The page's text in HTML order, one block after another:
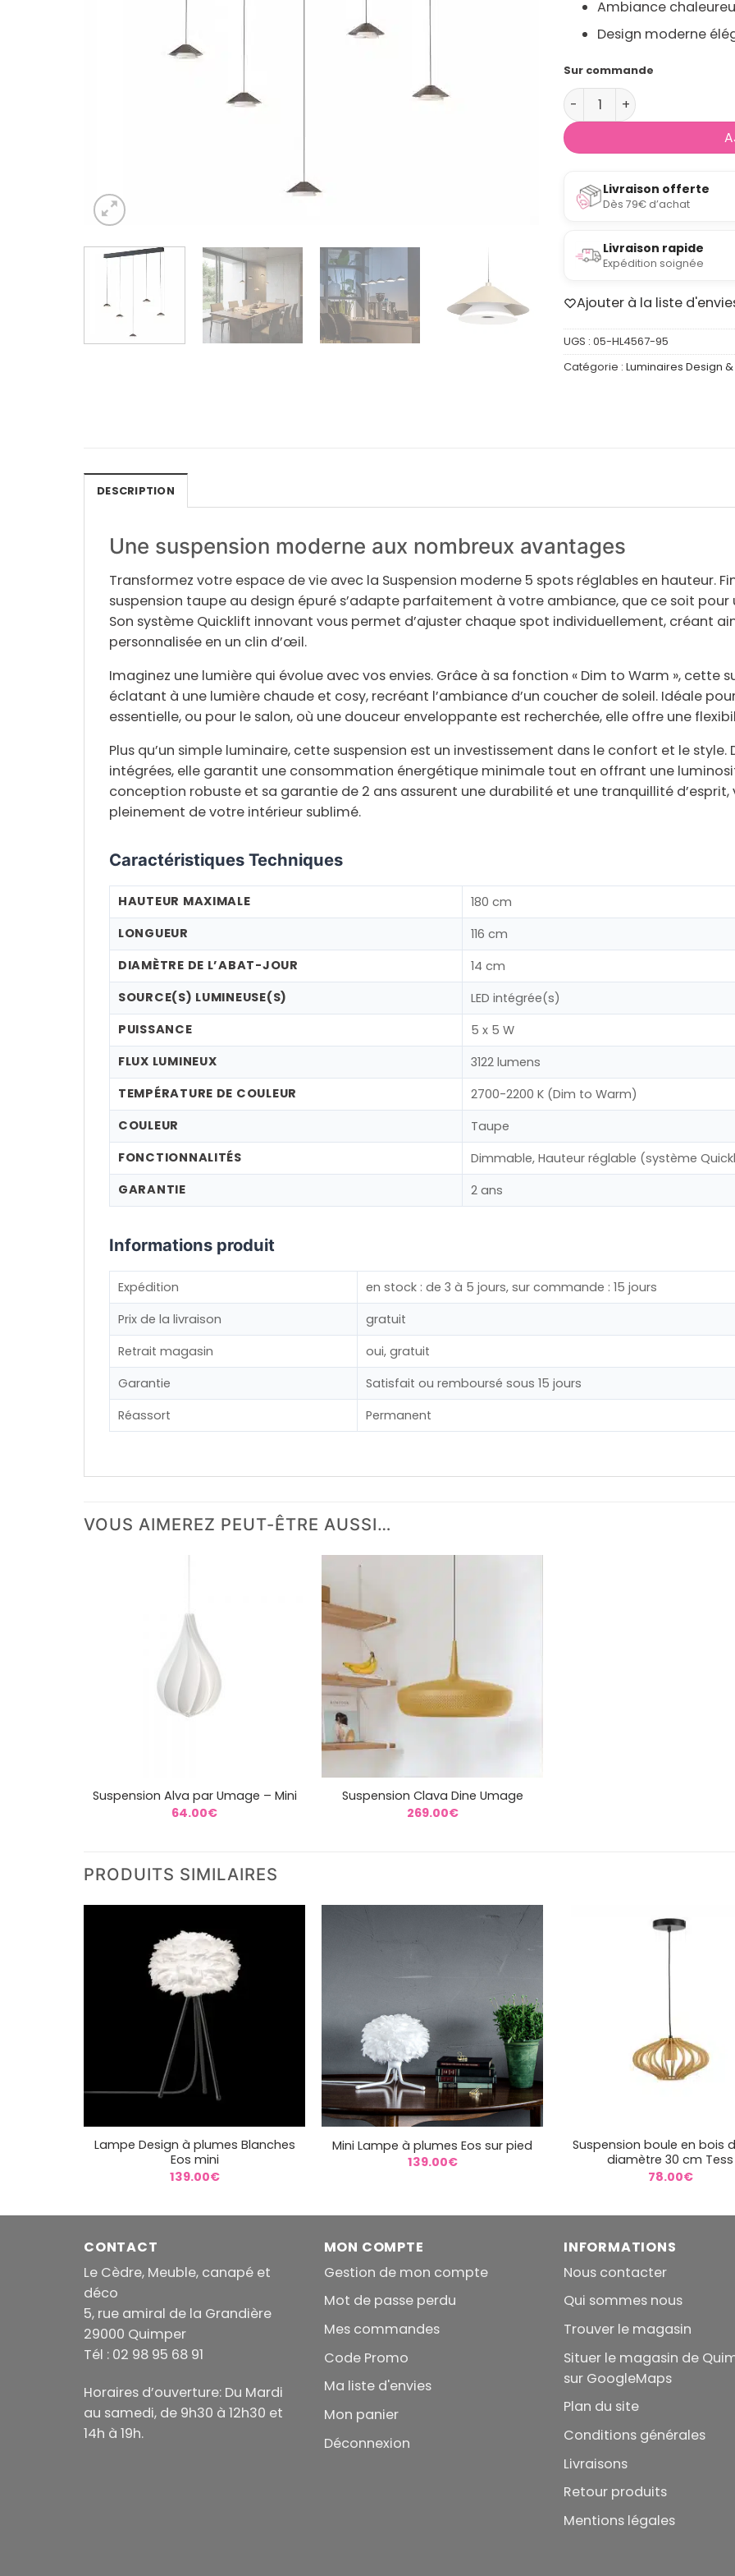
Ambiance
Design moderne
Sur commande
quantité de Suspension
Livraison offerte
Dès 79€ d’achat
Livraison rapide
Expédition soignée
Ajouter à la liste
UGS : 05-HL4567-95
Catégorie : Luminaires Design
DESCRIPTION
Une suspension moderne aux nombreux avantages
Transformez votre espace de vie avec la Suspension moderne 5 spots réglables en hauteur.
suspension taupe au design épuré s’adapte parfaitement à votre ambiance, que ce soit pour
Son système Quicklift innovant vous permet d’ajuster chaque spot individuellement, créant
personnalisée en un clin d’œil.
Imaginez une lumière qui évolue avec vos envies. Grâce à sa fonction « Dim to Warm », cette
éclatant à une lumière chaude et cosy, recréant l’ambiance d’un coucher de soleil. Idéale
essentielle, ou pour le salon, où une douceur enveloppante est recherchée, elle offre une
Plus qu’un simple luminaire, cette suspension est un investissement dans le confort et le style.
intégrées, elle garantit une consommation énergétique minimale tout en offrant une
conception robuste et sa garantie de 2 ans assurent une durabilité et une tranquillité
pleinement de votre intérieur sublimé.
Caractéristiques Techniques
HAUTEUR MAXIMALE
180 cm
LONGUEUR
116 cm
DIAMÈTRE DE L’ABAT-JOUR
14 cm
SOURCE(S) LUMINEUSE(S)
LED intégrée(s)
PUISSANCE
5 x 5 W
FLUX LUMINEUX
3122 lumens
TEMPÉRATURE DE COULEUR
2700-2200 K (Dim to Warm)
COULEUR
Taupe
FONCTIONNALITÉS
Dimmable, Hauteur réglable (système
GARANTIE
2 ans
Informations produit
Expédition
en stock : de 3 à 5 jours, sur commande : 15 jours
Prix de la livraison
gratuit
Retrait magasin
oui, gratuit
Garantie
Satisfait ou remboursé sous 15 jours
Réassort
Permanent
VOUS AIMEREZ PEUT-ÊTRE AUSSI…
Suspension Alva par Umage – Mini
64.00€
Suspension Clava Dine Umage
269.00€
PRODUITS SIMILAIRES
Lampe Design à plumes Blanches
Eos mini
139.00€
+
Mini Lampe à plumes Eos sur pied
139.00€
Suspension boule en bois
diamètre 30 cm Tess
78.00€
CONTACT
Le Cèdre, Meuble, canapé et
déco
5, rue amiral de la Grandière
29000 Quimper
Tél : 02 98 95 68 91
Horaires d’ouverture: Du Mardi
au samedi, de 9h30 à 12h30 et
14h à 19h.
MON COMPTE
Gestion de mon compte
Mot de passe perdu
Mes commandes
Code Promo
Ma liste d'envies
Mon panier
Déconnexion
INFORMATIONS
Nous contacter
Qui sommes nous
Trouver le magasin
Situer le magasin de
sur GoogleMaps
Plan du site
Conditions générales
Livraisons
Retour produits
Mentions légales